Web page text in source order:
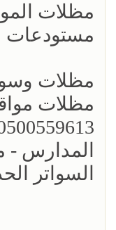
مظلات
مستودعات
مظلات
مظلات
المدارس -
السواتر